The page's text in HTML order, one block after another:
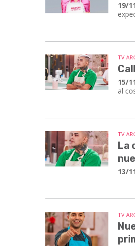
19/11
TV
15/11
al
TV
La
13/11
TV